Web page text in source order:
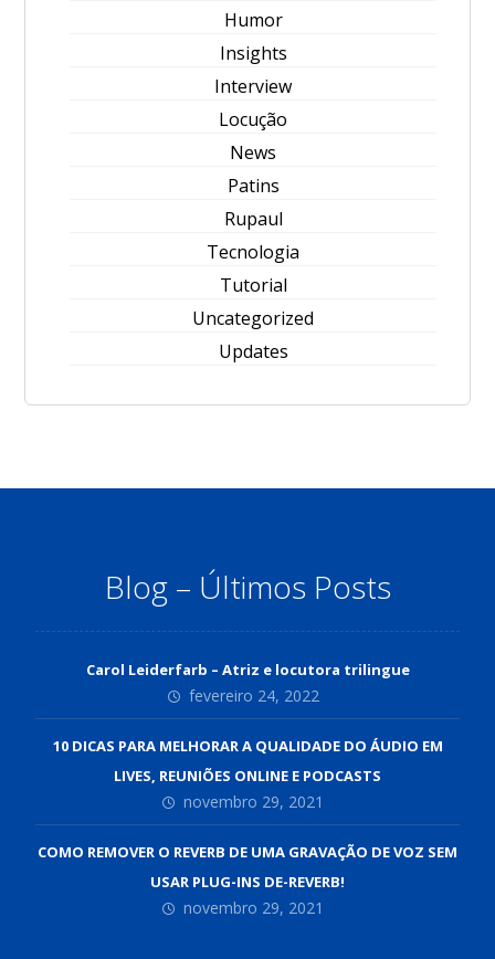
Humor
Insights
Interview
Locução
News
Patins
Rupaul
Tecnologia
Tutorial
Uncategorized
Updates
Blog – Últimos Posts
Carol Leiderfarb – Atriz e locutora trilingue
fevereiro 24, 2022
10 DICAS PARA MELHORAR A QUALIDADE DO ÁUDIO EM
LIVES, REUNIÕES ONLINE E PODCASTS
novembro 29, 2021
COMO REMOVER O REVERB DE UMA GRAVAÇÃO DE VOZ SEM
USAR PLUG-INS DE-REVERB!
novembro 29, 2021